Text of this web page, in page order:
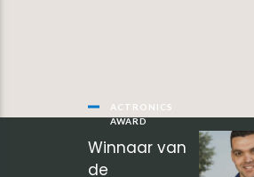
ACTRONICS
AWARD
Winnaar van
de